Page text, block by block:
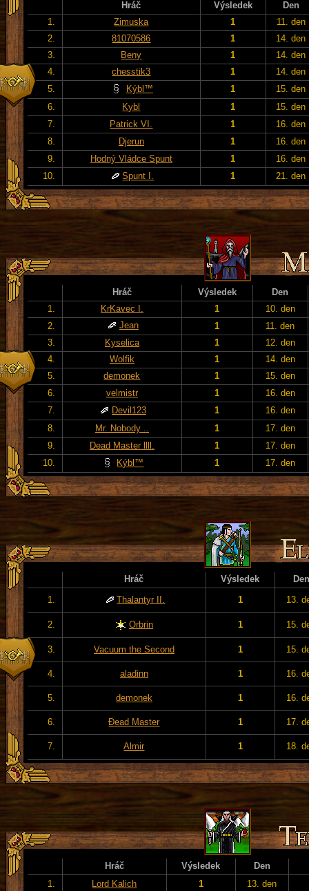
Hráč Výsledek
Den
1.
Zimuska 1
11. den
2.
81070586 1
14. den
3.
Beny 1
14. den
4.
chesstik3 1
14. den
5.
Kýbl™ 1
15. den
6.
Kybl 1
15. den
7.
Patrick VI. 1
16. den
8.
Djerun 1
16. den
9.
Hodný Vládce Spunt 1
16. den
10.
Spunt I. 1 21. den
Hráč Výsledek
Den
1.
KrKavec I. 1
10. den
2.
Jean 1
11. den
3.
Kyselica 1
12. den
4.
Wolfik 1
14. den
5.
demonek 1
15. den
6.
velmistr 1
16. den
7.
Devil123 1
16. den
8.
Mr. Nobody .. 1
17. den
9.
Dead Master llll. 1
17. den
10.
Kýbl™ 1 17. den
Hráč Výsledek
Den
1.
Thalantyr II. 1 13.
2. Orbrin 1 15.
3. Vacuum the Second 1 15.
4. aladinn 1 16.
5. demonek 1 16.
6. Đead Master 1 17.
7. Almir 1 18.
Hráč Výsledek
Den
1.
Lord Kalich 1
13. den